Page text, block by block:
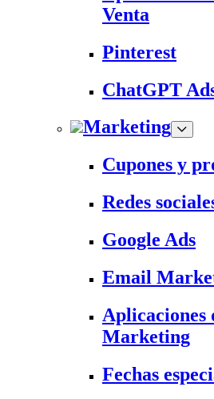
Venta
Pinterest
ChatGPT
Marketing
Cupones y
Redes
Google Ads
Email
Aplicaciones
Marketing
Fechas